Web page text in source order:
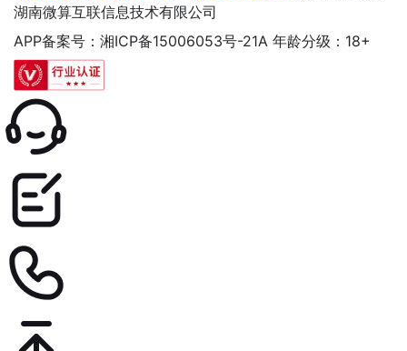
湖南微算互联信息技术有限公司
APP备案号：湘ICP备15006053号-21A 年龄分级：18+